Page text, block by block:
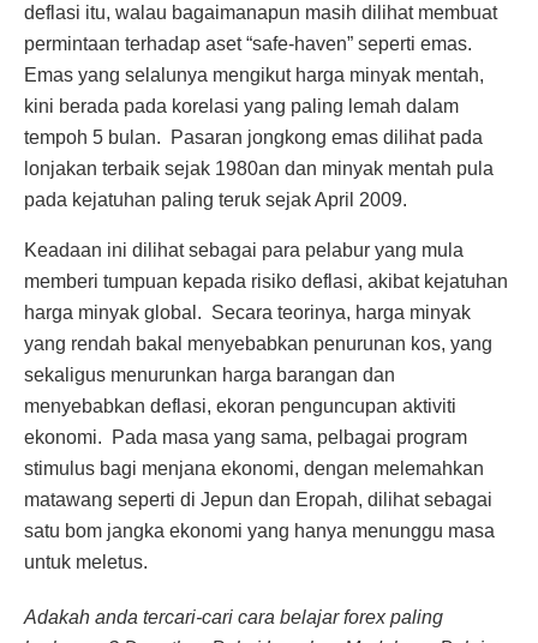
deflasi itu, walau bagaimanapun masih dilihat membuat
permintaan terhadap aset “safe-haven” seperti emas.
Emas yang selalunya mengikut harga minyak mentah,
kini berada pada korelasi yang paling lemah dalam
tempoh 5 bulan. Pasaran jongkong emas dilihat pada
lonjakan terbaik sejak 1980an dan minyak mentah pula
pada kejatuhan paling teruk sejak April 2009.
Keadaan ini dilihat sebagai para pelabur yang mula
memberi tumpuan kepada risiko deflasi, akibat kejatuhan
harga minyak global. Secara teorinya, harga minyak
yang rendah bakal menyebabkan penurunan kos, yang
sekaligus menurunkan harga barangan dan
menyebabkan deflasi, ekoran penguncupan aktiviti
ekonomi. Pada masa yang sama, pelbagai program
stimulus bagi menjana ekonomi, dengan melemahkan
matawang seperti di Jepun dan Eropah, dilihat sebagai
satu bom jangka ekonomi yang hanya menunggu masa
untuk meletus.
Adakah anda tercari-cari cara belajar forex paling